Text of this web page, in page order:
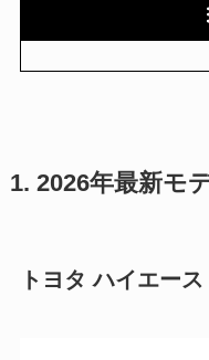
1. 2026年最新モ
トヨタ ハイエー